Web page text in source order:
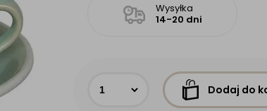
Wysyłka
14-20 dni
Dodaj do